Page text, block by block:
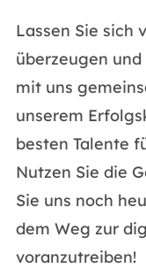
Lassen Sie sich
überzeugen
mit uns
unserem
besten Talente
Nutzen Sie die
Sie uns noch
dem Weg zur
voranzutreiben!